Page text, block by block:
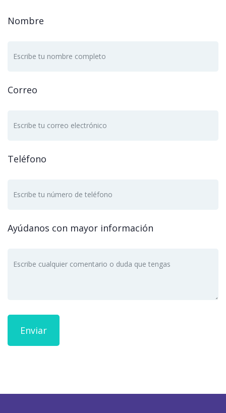
Nombre
Correo
Teléfono
Ayúdanos con mayor información
Enviar